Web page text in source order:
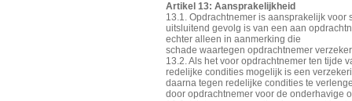
Artikel 13: Aansprakelijkheid
13.1. Opdrachtnemer is aansprakelijk
uitsluitend gevolg is van een aan
echter alleen in aanmerking die
schade waartegen opdrachtnemer
13.2. Als het voor opdrachtnemer ten tijde
redelijke condities mogelijk is een
daarna tegen redelijke condities te
door opdrachtnemer voor de onderhavige